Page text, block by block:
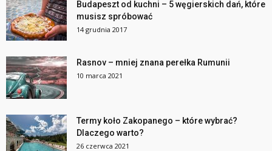
Budapeszt od kuchni – 5 węgierskich dań, które
musisz spróbować
14 grudnia 2017
Rasnov – mniej znana perełka Rumunii
10 marca 2021
Termy koło Zakopanego – które wybrać?
Dlaczego warto?
26 czerwca 2021